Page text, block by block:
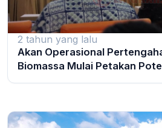
2 tahun yang lalu
Akan Operasional
Biomassa Mulai Petakan